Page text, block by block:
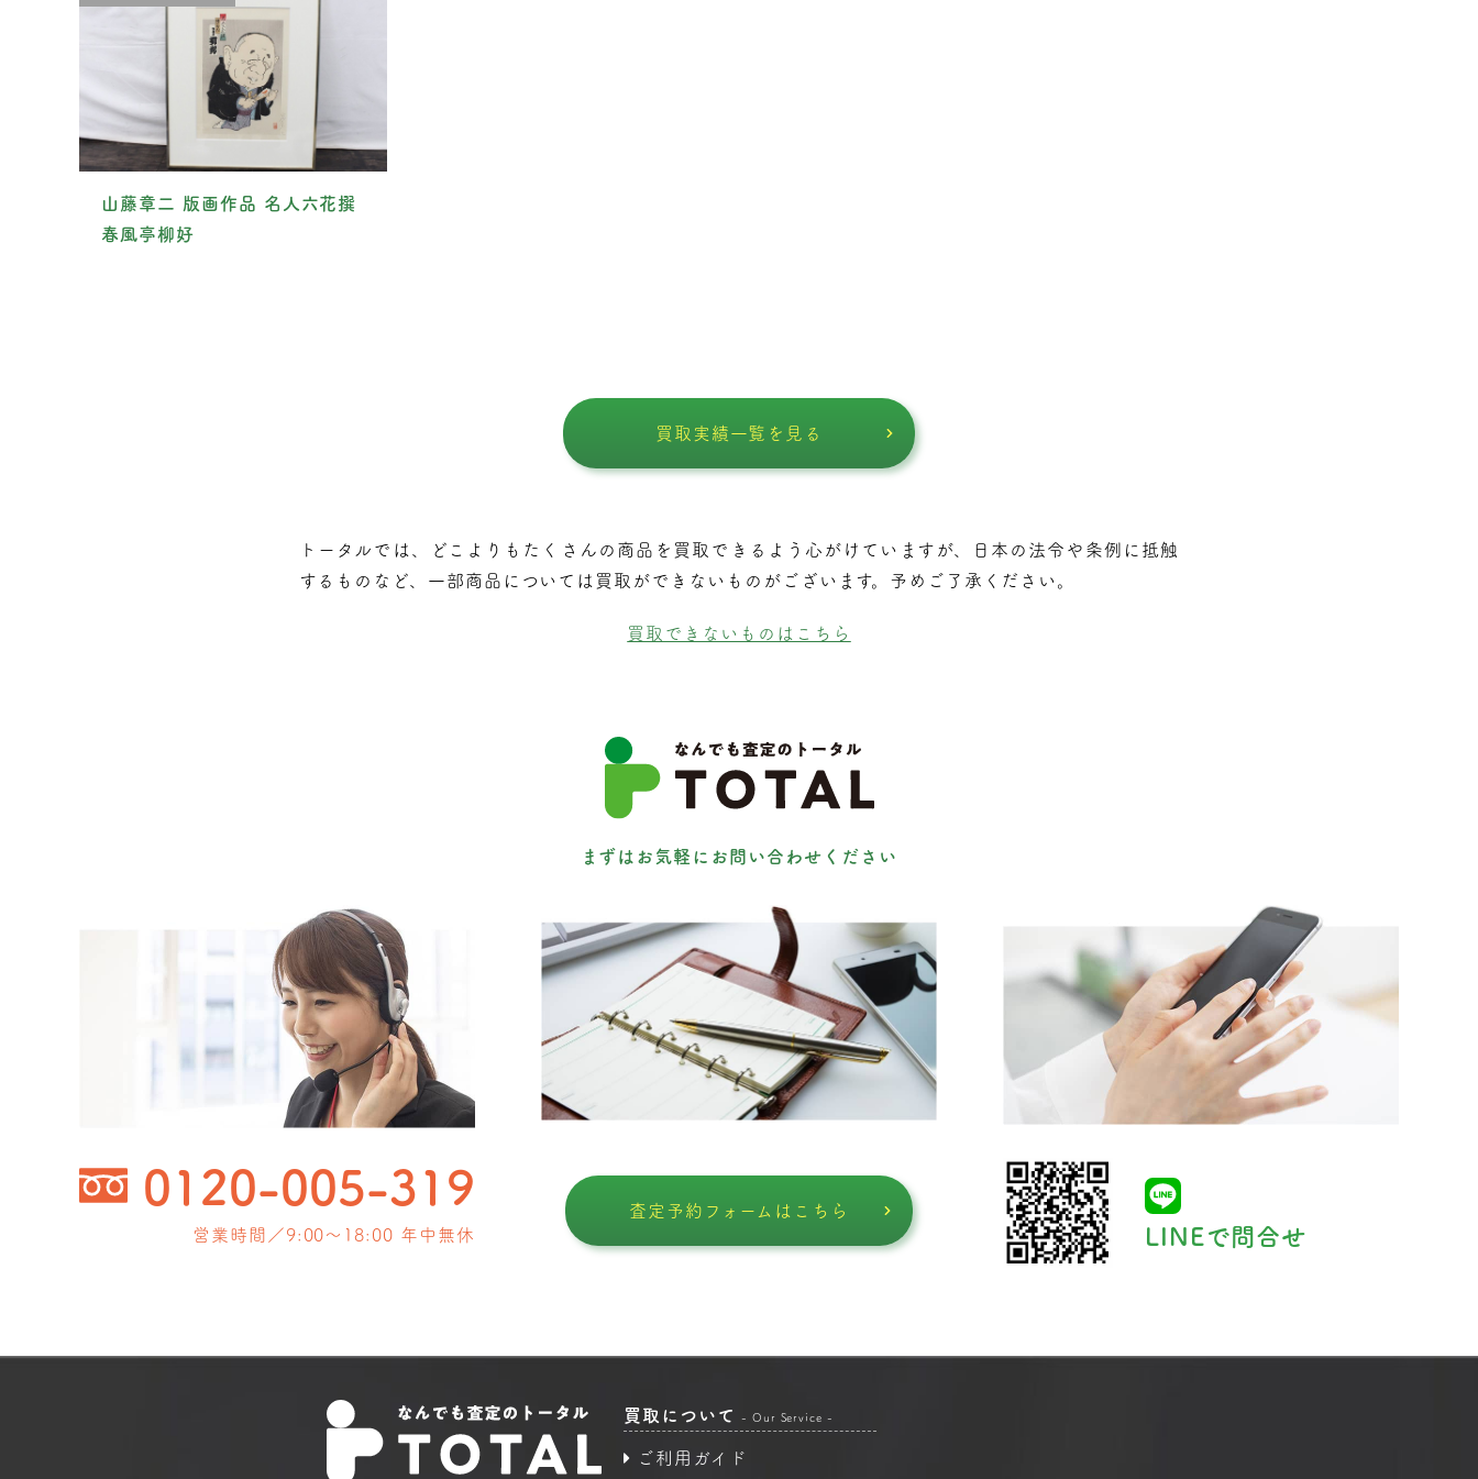
山藤章二 版画作品 名人六花撰
春風亭柳好
買取実績一覧を見る
トータルでは、どこよりもたくさんの商品を買取できるよう⼼がけていますが、⽇本の法令や条例に抵触
するものなど、⼀部商品については買取ができないものがございます。予めご了承ください。
買取できないものはこちら
まずはお気軽にお問い合わせください
0120-005-319
営業時間／9:00〜18:00 年中無休
査定予約フォームはこちら
LINEで問合せ
買取について - Our Service -
ご利用ガイド